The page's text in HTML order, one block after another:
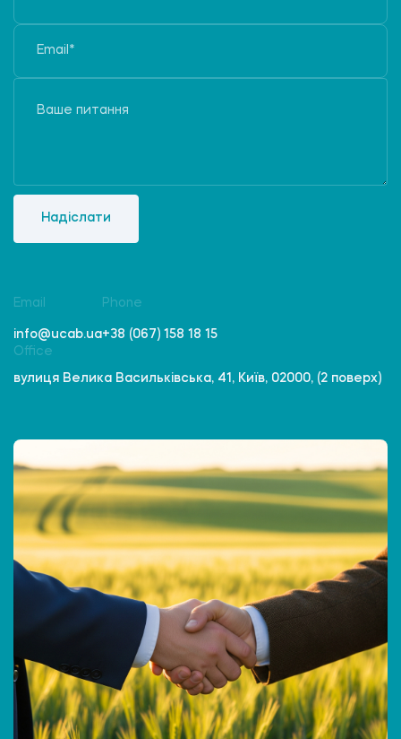
Надіслати
Email
info@ucab.ua
Phone
+38 (067) 158 18 15
Office
вулиця Велика Васильківська, 41, Київ, 02000, (2 поверх)